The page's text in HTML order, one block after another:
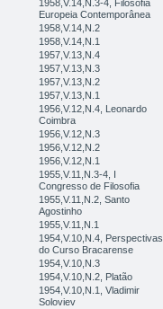
1958,V.14,N.3-4, Filosofia
Europeia Contemporânea
1958,V.14,N.2
1958,V.14,N.1
1957,V.13,N.4
1957,V.13,N.3
1957,V.13,N.2
1957,V.13,N.1
1956,V.12,N.4, Leonardo
Coimbra
1956,V.12,N.3
1956,V.12,N.2
1956,V.12,N.1
1955,V.11,N.3-4, I
Congresso de Filosofia
1955,V.11,N.2, Santo
Agostinho
1955,V.11,N.1
1954,V.10,N.4, Perspectivas
do Curso Bracarense
1954,V.10,N.3
1954,V.10,N.2, Platão
1954,V.10,N.1, Vladimir
Soloviev